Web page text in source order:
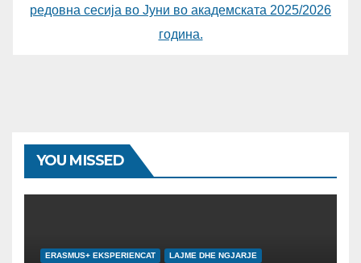
редовна сесија во Јуни во академската 2025/2026
година.
YOU MISSED
ERASMUS+ EKSPERIENCAT LAJME DHE NGJARJE